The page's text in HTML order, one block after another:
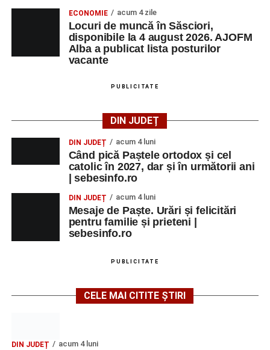
Fanfarei din Petrești;
Trupei de Dansuri Săsești;
Alexandrei Pamfilie;
(Italia, 2024), film de familie, AP12, după o poveste
de Federico Fellini și Tullio Pinelli.
MARȚI, 25 AUGUST 2026
Grădina Muzeului Municipal „Ioan
Raica” Sebeș
„Armonia artelor” – salon literar și întâlnire
(Italia, 2025), dramă inspirată de povestea nașterii operei
de Antonio Vivaldi (rating N-15).
ECONOMIE acum 4 zile
Locuri de muncă în Săsciori,
disponibile la 4 august 2026. AJOFM
Alba a publicat lista posturilor
vacante
PUBLICITATE
DIN JUDEȚ
DIN JUDEȚ acum 4 luni
Când pică Paștele ortodox și cel
catolic în 2027, dar și în următorii ani
| sebesinfo.ro
DIN JUDEȚ acum 4 luni
Mesaje de Paște. Urări și felicitări
pentru familie și prieteni |
sebesinfo.ro
PUBLICITATE
CELE MAI CITITE ȘTIRI
DIN JUDEȚ acum 4 luni